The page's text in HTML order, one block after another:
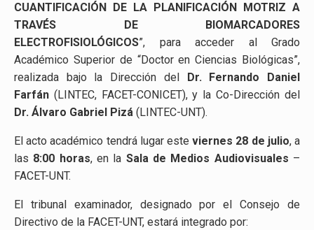
CUANTIFICACIÓN DE LA PLANIFICACIÓN MOTRIZ A
TRAVÉS DE BIOMARCADORES
ELECTROFISIOLÓGICOS”, para acceder al Grado
Académico Superior de “Doctor en Ciencias Biológicas”,
realizada bajo la Dirección del Dr. Fernando Daniel
Farfán (LINTEC, FACET-CONICET), y la Co-Dirección del
Dr. Álvaro Gabriel Pizá (LINTEC-UNT).
El acto académico tendrá lugar esteviernes 28 de julio, a
las 8:00 horas, en la Sala de Medios Audiovisuales –
FACET-UNT.
El tribunal examinador, designado por el Consejo de
Directivo de la FACET-UNT, estará integrado por: